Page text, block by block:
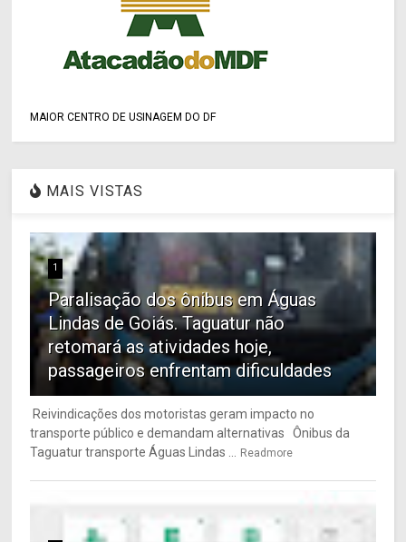
MAIOR CENTRO DE USINAGEM DO DF
MAIS VISTAS
1
Paralisação dos ônibus em Águas
Lindas de Goiás. Taguatur não
retomará as atividades hoje,
passageiros enfrentam dificuldades
Reivindicações dos motoristas geram impacto no
transporte público e demandam alternativas Ônibus da
Taguatur transporte Águas Lindas ...
Readmore